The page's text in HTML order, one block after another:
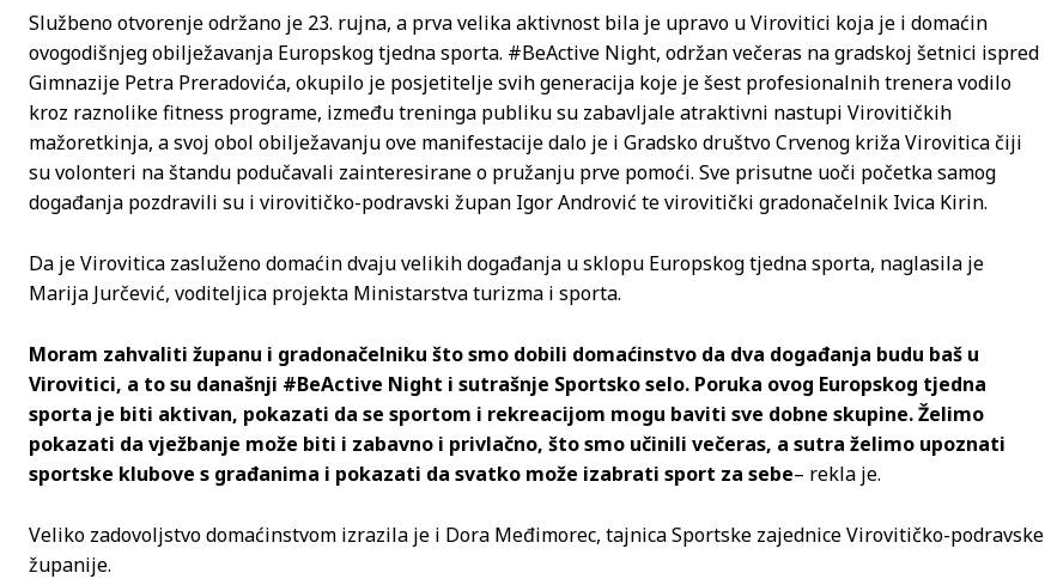
Službeno otvorenje održano je 23. rujna, a prva velika aktivnost bila je upravo u Virovitici koja je i domaćin
ovogodišnjeg obilježavanja Europskog tjedna sporta. #BeActive Night, održan večeras na gradskoj šetnici ispred
Gimnazije Petra Preradovića, okupilo je posjetitelje svih generacija koje je šest profesionalnih trenera vodilo
kroz raznolike fitness programe, između treninga publiku su zabavljale atraktivni nastupi Virovitičkih
mažoretkinja, a svoj obol obilježavanju ove manifestacije dalo je i Gradsko društvo Crvenog križa Virovitica čiji
su volonteri na štandu podučavali zainteresirane o pružanju prve pomoći. Sve prisutne uoči početka samog
događanja pozdravili su i virovitičko-podravski župan Igor Andrović te virovitički gradonačelnik Ivica Kirin.
Da je Virovitica zasluženo domaćin dvaju velikih događanja u sklopu Europskog tjedna sporta, naglasila je
Marija Jurčević, voditeljica projekta Ministarstva turizma i sporta.
Moram zahvaliti županu i gradonačelniku što smo dobili domaćinstvo da dva događanja budu baš u
Virovitici, a to su današnji #BeActive Night i sutrašnje Sportsko selo. Poruka ovog Europskog tjedna
sporta je biti aktivan, pokazati da se sportom i rekreacijom mogu baviti sve dobne skupine. Želimo
pokazati da vježbanje može biti i zabavno i privlačno, što smo učinili večeras, a sutra želimo upoznati
sportske klubove s građanima i pokazati da svatko može izabrati sport za sebe– rekla je.
Veliko zadovoljstvo domaćinstvom izrazila je i Dora Međimorec, tajnica Sportske zajednice Virovitičko-podravske
županije.